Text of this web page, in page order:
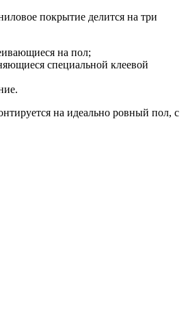
покрытие делится на три
на пол;
специальной клеевой
на идеально ровный пол, с